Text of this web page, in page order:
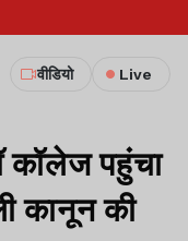
वीडियो Live
पहुंचा
कानून की